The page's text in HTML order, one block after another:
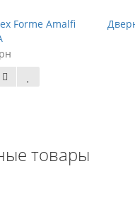
Forme Amalfi
товары